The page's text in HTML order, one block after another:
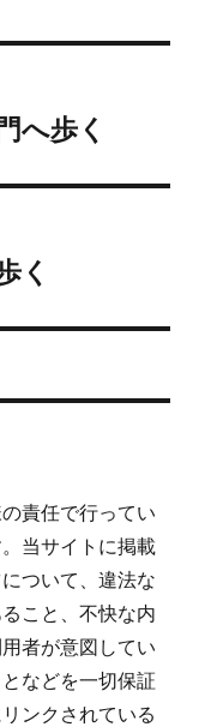
へ歩く
く
責任で行ってい
当サイトに掲載
ついて、違法な
こと、不快な内
者が意図してい
などを一切保証
ンクされている